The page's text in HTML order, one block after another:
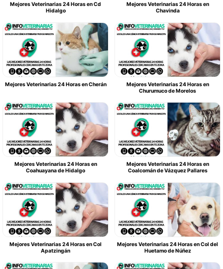
Mejores Veterinarias 24 Horas en Cd
Hidalgo
Mejores Veterinarias 24 Horas en
Chavinda
Mejores Veterinarias 24 Horas en Cherán
Mejores Veterinarias 24 Horas en
Churumuco de Morelos
Mejores Veterinarias 24 Horas en
Coahuayana de Hidalgo
Mejores Veterinarias 24 Horas en
Coalcomán de Vázquez Pallares
Mejores Veterinarias 24 Horas en Col
Apatzingán
Mejores Veterinarias 24 Horas en Col del
Huetamo de Núñez